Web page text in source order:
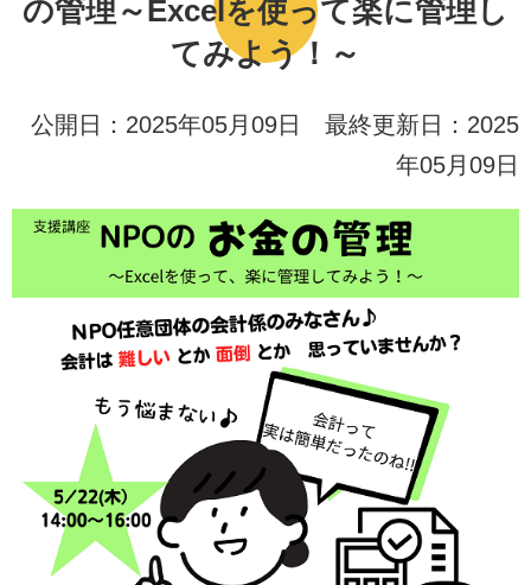
の管理～Excelを使って楽に管理し
てみよう！～
公開日：2025年05月09日 最終更新日：2025
年05月09日